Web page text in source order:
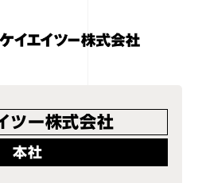
ツー株式会社
本社